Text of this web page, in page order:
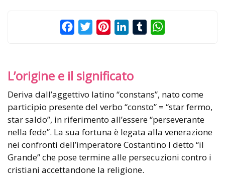
FacebookTwitterPinterestLinkedInTumblr
L’origine e il significato
Deriva dall’aggettivo latino “constans”, nato come
participio presente del verbo “consto” = “star fermo,
star saldo”, in riferimento all’essere “perseverante
nella fede”. La sua fortuna è legata alla venerazione
nei confronti dell’imperatore Costantino I detto “il
Grande” che pose termine alle persecuzioni contro i
cristiani accettandone la religione.